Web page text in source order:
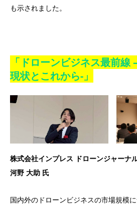
も示されました。
「ドローンビジネス最前線
現状とこれから-」
株式会社インプレス ドローンジャーナ
河野 大助 氏
国内外のドローンビジネスの市場規模